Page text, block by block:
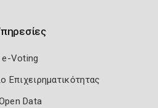
e-Voting
Επιχειρηματικότητας
Data